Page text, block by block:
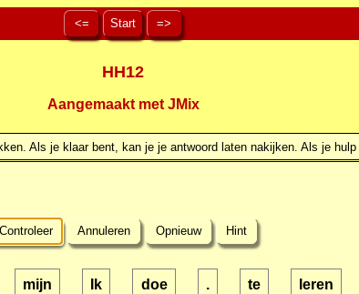
<= Start =>
HH12
Aangemaakt met JMix
Als je klaar bent, kan je je antwoord laten nakijken. Als je
Controleer Annuleren Opnieuw Hint
mijn Ik doe . te leren